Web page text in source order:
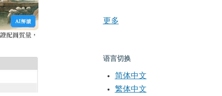
更多
语言切换
简体中文
繁体中文